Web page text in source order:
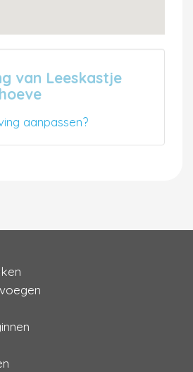
van Leeskastje
aanpassen?